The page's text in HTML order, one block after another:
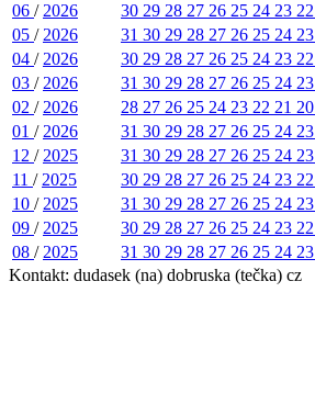
06 / 2026 30 29 28 27 26 25 24 23 22
05 / 2026 31 30 29 28 27 26 25 24 23
04 / 2026 30 29 28 27 26 25 24 23 22
03 / 2026 31 30 29 28 27 26 25 24 23
02 / 2026 28 27 26 25 24 23 22 21 20
01 / 2026 31 30 29 28 27 26 25 24 23
12 / 2025 31 30 29 28 27 26 25 24 23
11 / 2025 30 29 28 27 26 25 24 23 22
10 / 2025 31 30 29 28 27 26 25 24 23
09 / 2025 30 29 28 27 26 25 24 23 22
08 / 2025 31 30 29 28 27 26 25 24 23
Kontakt: dudasek (na) dobruska (tečka) cz